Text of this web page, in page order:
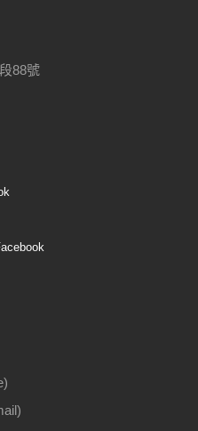
88號